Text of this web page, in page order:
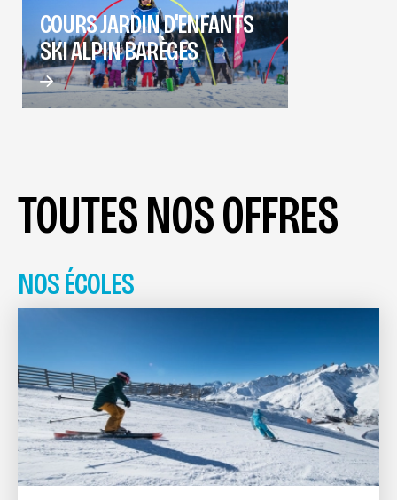
COURS JARDIN D'ENFANTS
SKI ALPIN BARÈGES
TOUTES NOS OFFRES
NOS ÉCOLES